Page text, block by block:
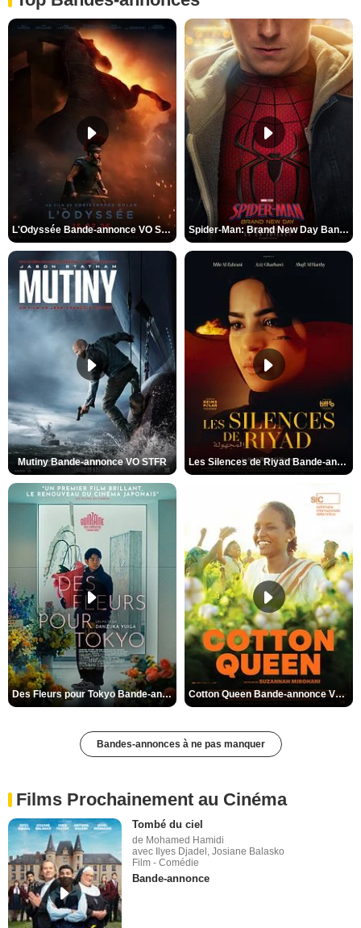
L'Odyssée Bande-annonce VO STFR Spider-Man: Brand New Day Bande-annonce VO STFR
Mutiny Bande-annonce VO STFR Les Silences de Riyad Bande-annonce VO STFR
Des Fleurs pour Tokyo Bande-annonce VO STFR Cotton Queen Bande-annonce VO STFR
Bandes-annonces à ne pas manquer
Films Prochainement au Cinéma
Tombé du ciel
de Mohamed Hamidi
avec Ilyes Djadel, Josiane Balasko
Film - Comédie
Bande-annonce